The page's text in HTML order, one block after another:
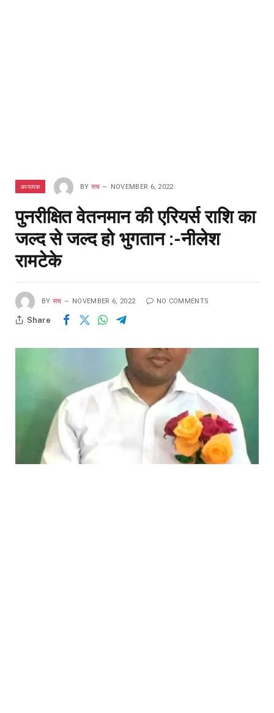
अध्यापक BY सच NOVEMBER 6, 2022
पुनरीक्षित वेतनमान की एरियर्स राशि का
जल्द से जल्द हो भुगतान :-नीलेश
रामटेके
BY सच NOVEMBER 6, 2022 NO COMMENTS
Share